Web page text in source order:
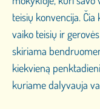
teisių konvencija.
vaiko teisių ir
skiriama
kiekvieną
kuriame dalyvauja